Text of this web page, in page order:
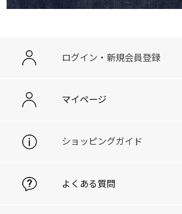
ログイン・新規会員登録
マイページ
ショッピングガイド
よくある質問